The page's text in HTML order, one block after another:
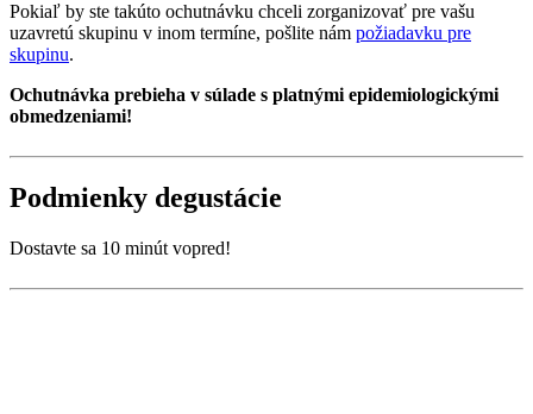
Pokiaľ by ste takúto ochutnávku chceli zorganizovať pre vašu
uzavretú skupinu v inom termíne, pošlite nám požiadavku pre
skupinu.
Ochutnávka prebieha v súlade s platnými epidemiologickými
obmedzeniami!
Podmienky degustácie
Dostavte sa 10 minút vopred!